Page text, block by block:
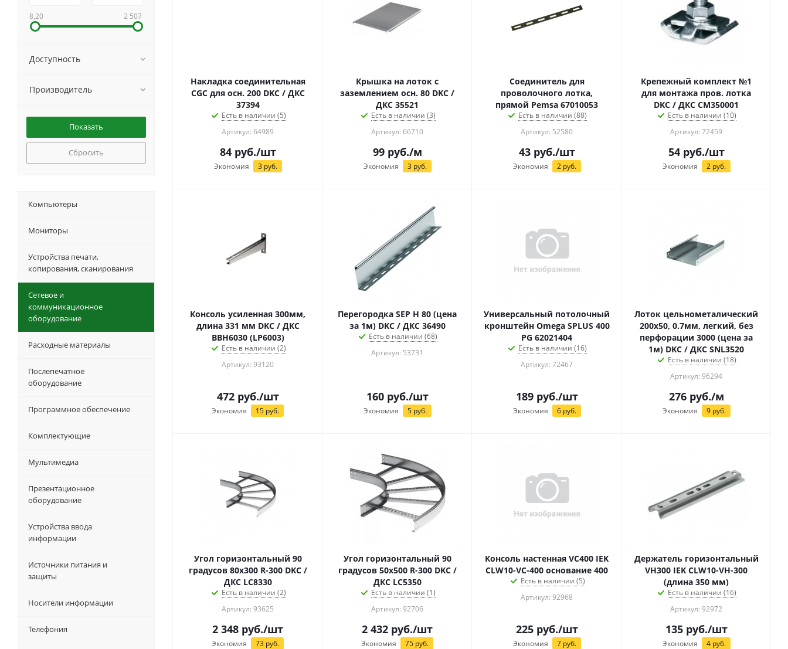
Накладка соединительная
CGC для осн. 200 DKC / ДКС
37394
Есть в наличии (5)
Артикул: 64989
84руб./шт
Экономия 3руб.
Крышка на лоток с
заземлением осн. 80 DKC /
ДКС 35521
Есть в наличии (3)
Артикул: 66710
99руб./м
Экономия 3руб.
Соединитель для
проволочного лотка,
прямой Pemsa 67010053
Есть в наличии (88)
Артикул: 52580
43руб./шт
Экономия 2руб.
Крепежный комплект №1
для монтажа пров. лотка
DKC / ДКС CM350001
Есть в наличии (10)
Артикул: 72459
54руб./шт
Экономия 2руб.
Консоль усиленная 300мм,
длина 331 мм DKC / ДКС
BBH6030 (LP6003)
Есть в наличии (2)
Артикул: 93120
472руб./шт
Экономия 15 руб.
Перегородка SEP H 80 (цена
за 1м) DKC / ДКС 36490
Есть в наличии (68)
Артикул: 53731
160руб./шт
Экономия 5руб.
Универсальный потолочный
кронштейн Omega SPLUS 400
PG 62021404
Есть в наличии (16)
Артикул: 72467
189руб./шт
Экономия 6руб.
Лоток цельнометалический
200х50, 0.7мм, легкий, без
перфорации 3000 (цена за
1м) DKC / ДКС SNL3520
Есть в наличии (18)
Артикул: 96294
276руб./м
Экономия 9руб.
Угол горизонтальный 90
градусов 80x300 R-300 DKC /
ДКС LC8330
Есть в наличии (2)
Артикул: 93625
2 348 руб./шт
Экономия 73 руб.
Угол горизонтальный 90
градусов 50x500 R-300 DKC /
ДКС LC5350
Есть в наличии (1)
Артикул: 92706
2 432 руб./шт
Экономия 75 руб.
Консоль настенная VC400 IEK
CLW10-VC-400 основание 400
Есть в наличии (5)
Артикул: 92968
225руб./шт
Экономия 7руб.
Держатель горизонтальный
VH300 IEK CLW10-VH-300
(длина 350 мм)
Есть в наличии (16)
Артикул: 92972
135руб./шт
Экономия 4руб.
8,20 2 507
Доступность
Производитель
Сбросить
Компьютеры
Мониторы
Устройства печати,
копирования, сканирования
Сетевое и
коммуникационное
оборудование
Расходные материалы
Послепечатное
оборудование
Программное обеспечение
Комплектующие
Мультимедиа
Презентационное
оборудование
Устройства ввода
информации
Источники питания и
защиты
Носители информации
Телефония